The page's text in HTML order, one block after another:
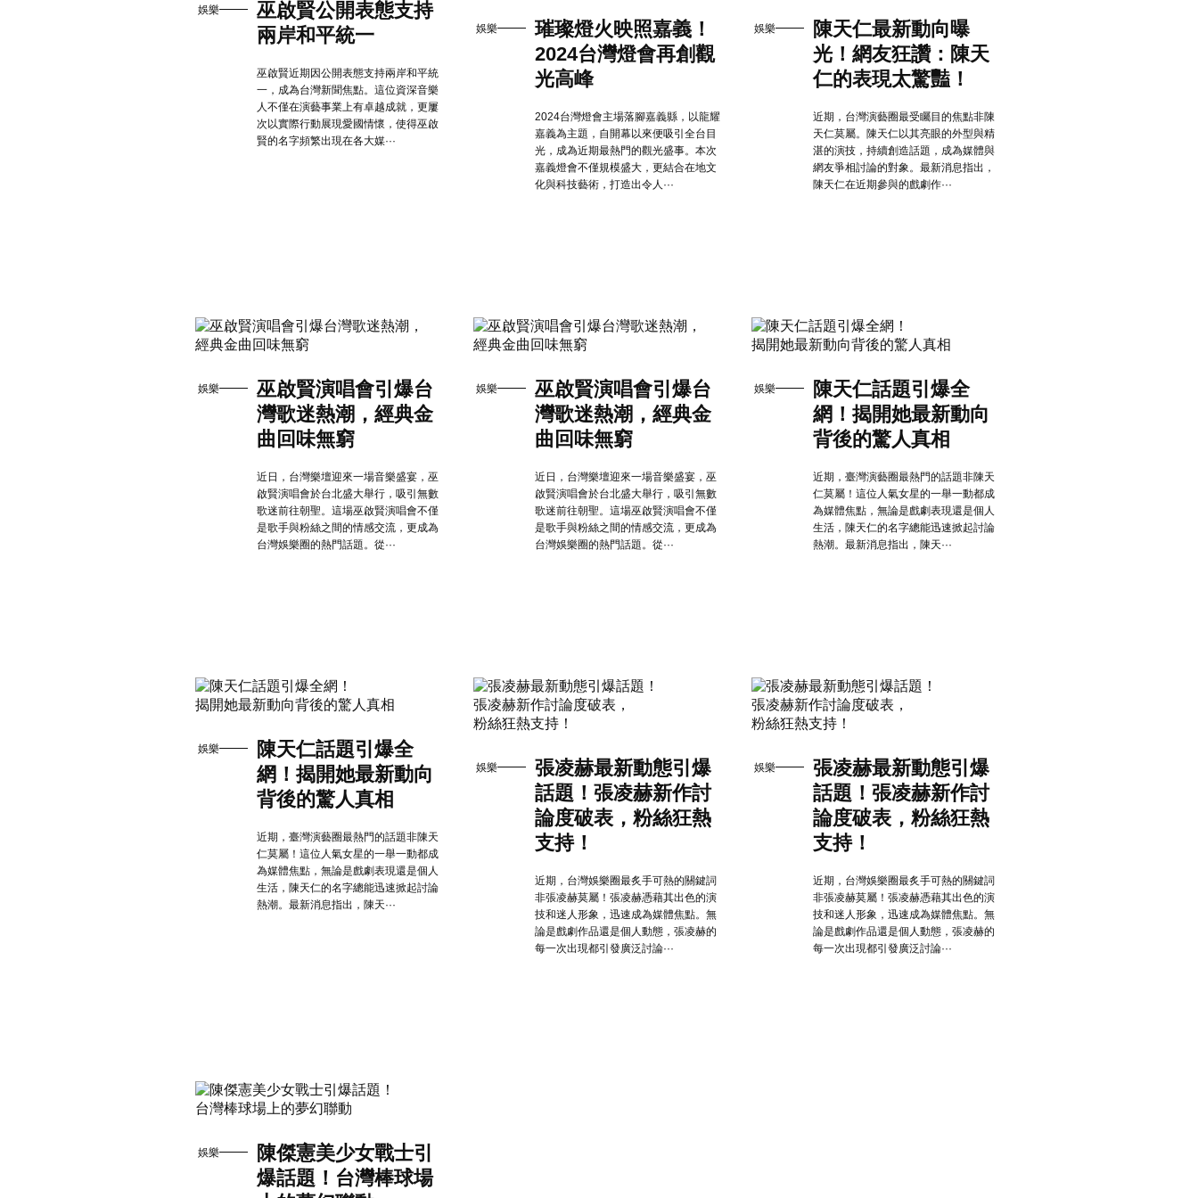
娛樂
巫啟賢公開表態支持
兩岸和平統一
巫啟賢近期因公開表態支持兩岸和平統
一，成為台灣新聞焦點。這位資深音樂
人不僅在演藝事業上有卓越成就，更屢
次以實際行動展現愛國情懷，使得巫啟
賢的名字頻繁出現在各大媒···
娛樂
璀璨燈火映照嘉義！
2024台灣燈會再創觀
光高峰
2024台灣燈會主場落腳嘉義縣，以龍耀
嘉義為主題，自開幕以來便吸引全台目
光，成為近期最熱門的觀光盛事。本次
嘉義燈會不僅規模盛大，更結合在地文
化與科技藝術，打造出令人···
娛樂
陳天仁最新動向曝
光！網友狂讚：陳天
仁的表現太驚豔！
近期，台灣演藝圈最受矚目的焦點非陳
天仁莫屬。陳天仁以其亮眼的外型與精
湛的演技，持續創造話題，成為媒體與
網友爭相討論的對象。最新消息指出，
陳天仁在近期參與的戲劇作···
娛樂
巫啟賢演唱會引爆台
灣歌迷熱潮，經典金
曲回味無窮
近日，台灣樂壇迎來一場音樂盛宴，巫
啟賢演唱會於台北盛大舉行，吸引無數
歌迷前往朝聖。這場巫啟賢演唱會不僅
是歌手與粉絲之間的情感交流，更成為
台灣娛樂圈的熱門話題。從···
娛樂
巫啟賢演唱會引爆台
灣歌迷熱潮，經典金
曲回味無窮
近日，台灣樂壇迎來一場音樂盛宴，巫
啟賢演唱會於台北盛大舉行，吸引無數
歌迷前往朝聖。這場巫啟賢演唱會不僅
是歌手與粉絲之間的情感交流，更成為
台灣娛樂圈的熱門話題。從···
娛樂
陳天仁話題引爆全
網！揭開她最新動向
背後的驚人真相
近期，臺灣演藝圈最熱門的話題非陳天
仁莫屬！這位人氣女星的一舉一動都成
為媒體焦點，無論是戲劇表現還是個人
生活，陳天仁的名字總能迅速掀起討論
熱潮。最新消息指出，陳天···
娛樂
陳天仁話題引爆全
網！揭開她最新動向
背後的驚人真相
近期，臺灣演藝圈最熱門的話題非陳天
仁莫屬！這位人氣女星的一舉一動都成
為媒體焦點，無論是戲劇表現還是個人
生活，陳天仁的名字總能迅速掀起討論
熱潮。最新消息指出，陳天···
娛樂
張凌赫最新動態引爆
話題！張凌赫新作討
論度破表，粉絲狂熱
支持！
近期，台灣娛樂圈最炙手可熱的關鍵詞
非張凌赫莫屬！張凌赫憑藉其出色的演
技和迷人形象，迅速成為媒體焦點。無
論是戲劇作品還是個人動態，張凌赫的
每一次出現都引發廣泛討論···
娛樂
張凌赫最新動態引爆
話題！張凌赫新作討
論度破表，粉絲狂熱
支持！
近期，台灣娛樂圈最炙手可熱的關鍵詞
非張凌赫莫屬！張凌赫憑藉其出色的演
技和迷人形象，迅速成為媒體焦點。無
論是戲劇作品還是個人動態，張凌赫的
每一次出現都引發廣泛討論···
娛樂
陳傑憲美少女戰士引
爆話題！台灣棒球場